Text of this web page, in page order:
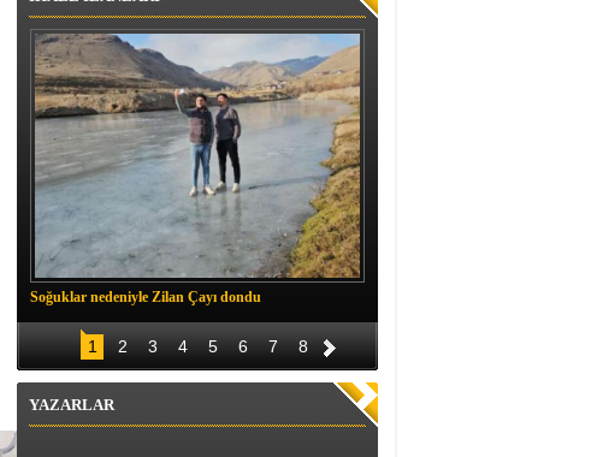
Soğuklar nedeniyle Zilan Çayı dondu
1 2 3 4 5 6 7 8
YAZARLAR